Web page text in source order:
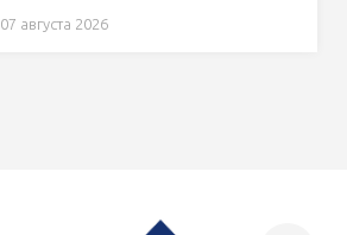
07 августа 2026